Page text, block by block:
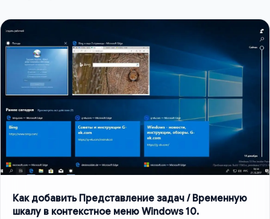
Как добавить Представление задач / Временную
шкалу в контекстное меню Windows 10.